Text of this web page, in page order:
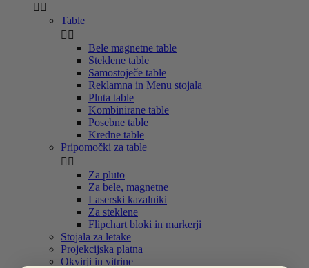
 
Table
 
Bele magnetne table
Steklene table
Samostoječe table
Reklamna in Menu stojala
Pluta table
Kombinirane table
Posebne table
Kredne table
Pripomočki za table
 
Za pluto
Za bele, magnetne
Laserski kazalniki
Za steklene
Flipchart bloki in markerji
Stojala za letake
Projekcijska platna
Okvirji in vitrine